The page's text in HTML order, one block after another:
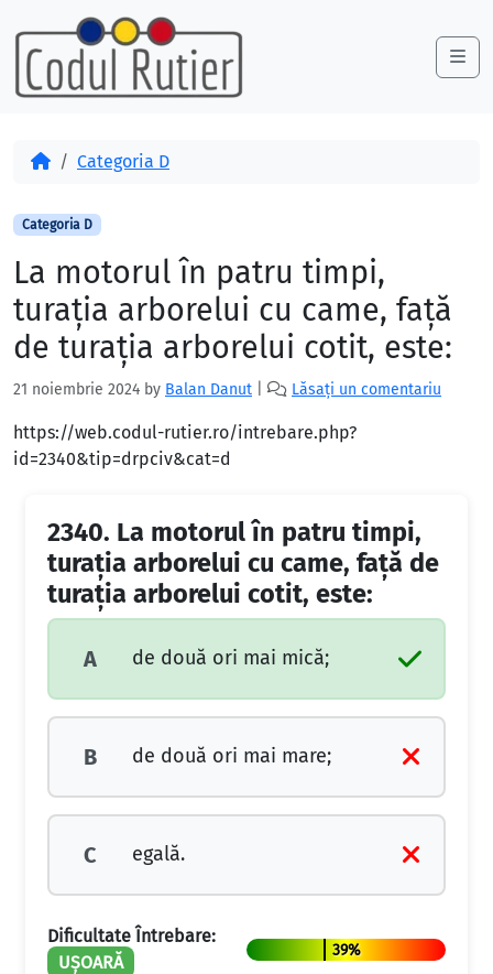
Skip to content
Skip to footer
AcasăCategoria D
Categoria D
La motorul în patru timpi,
turaţia arborelui cu came, faţă
de turaţia arborelui cotit, este:
21 noiembrie 2024 by Balan Danut Lăsați un comentariu
https://web.codul-rutier.ro/intrebare.php?
id=2340&tip=drpciv&cat=d
2340. La motorul în patru timpi,
turaţia arborelui cu came, faţă de
turaţia arborelui cotit, este:
A de două ori mai mică;
B de două ori mai mare;
C egală.
Dificultate Întrebare:
UȘOARĂ
39%